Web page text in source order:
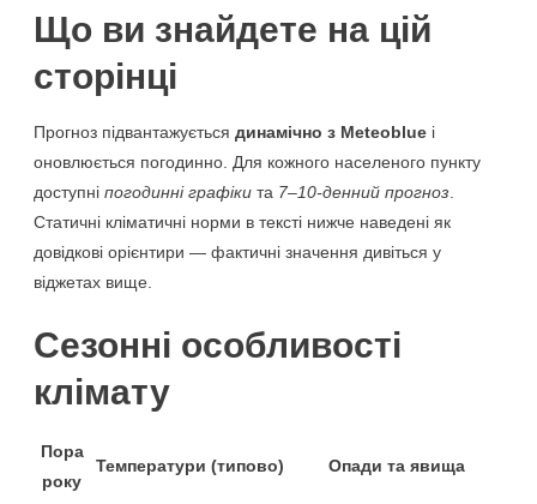
Що ви знайдете на цій
сторінці
Прогноз підвантажується динамічно з Meteoblueі
оновлюється погодинно. Для кожного населеного пункту
доступні погодинні графікита 7–10-денний прогноз
Статичні кліматичні норми в тексті нижче наведені як
довідкові орієнтири — фактичні значення дивіться у
віджетах вище.
Сезонні особливості
клімату
Пора
року
Температури (типово) Опади та явища